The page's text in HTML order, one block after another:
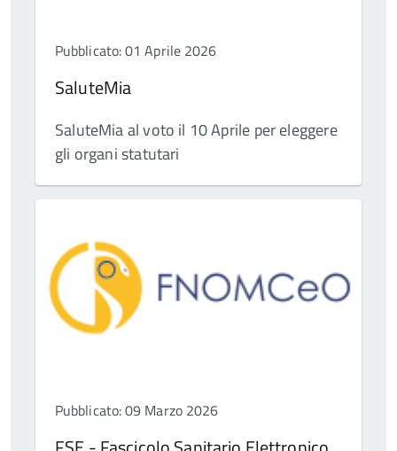
Pubblicato: 01 Aprile 2026
SaluteMia
SaluteMia al voto il 10 Aprile per eleggere
gli organi statutari
Pubblicato: 09 Marzo 2026